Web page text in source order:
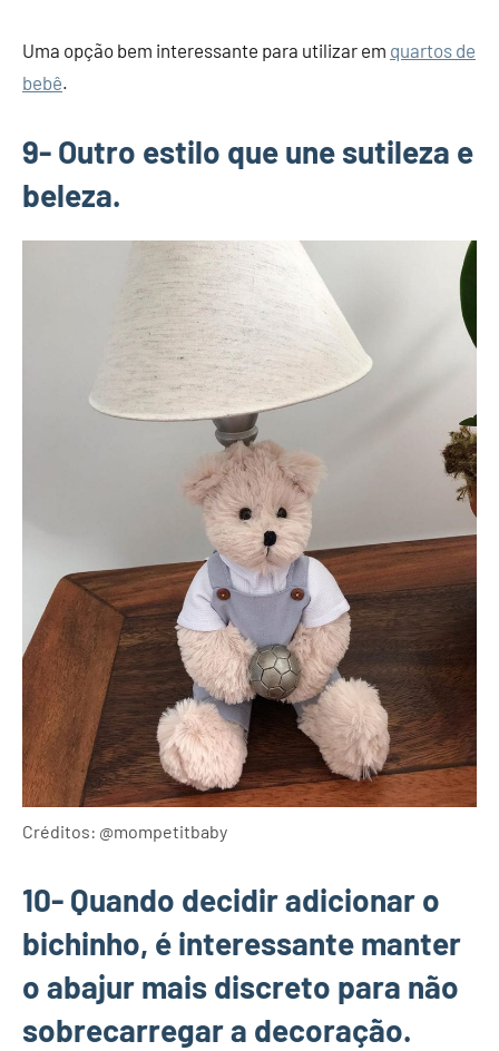
Uma opção bem interessante para utilizar em quartos de
bebê.
9- Outro estilo que une sutileza e
beleza.
Créditos: @mompetitbaby
10- Quando decidir adicionar o
bichinho, é interessante manter
o abajur mais discreto para não
sobrecarregar a decoração.